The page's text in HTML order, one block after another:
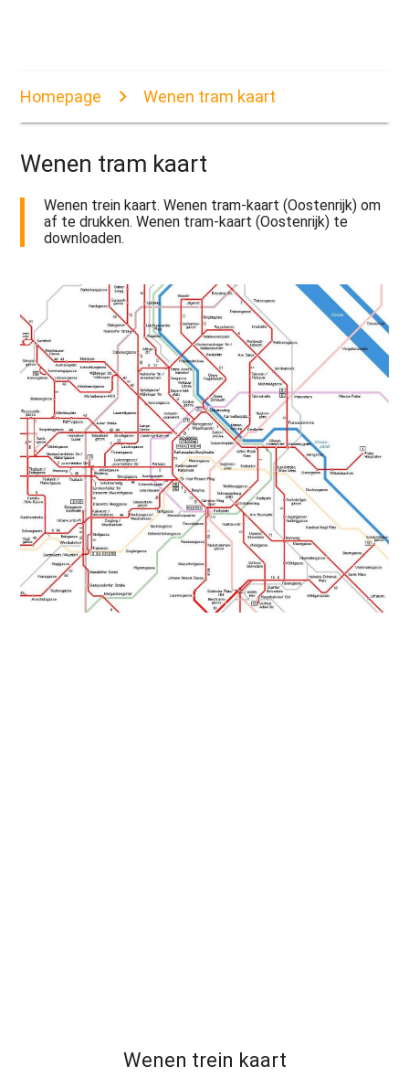
Homepage Wenen tram kaart
Wenen tram kaart
Wenen trein kaart. Wenen tram-kaart (Oostenrijk) om
af te drukken. Wenen tram-kaart (Oostenrijk) te
downloaden.
Wenen trein kaart